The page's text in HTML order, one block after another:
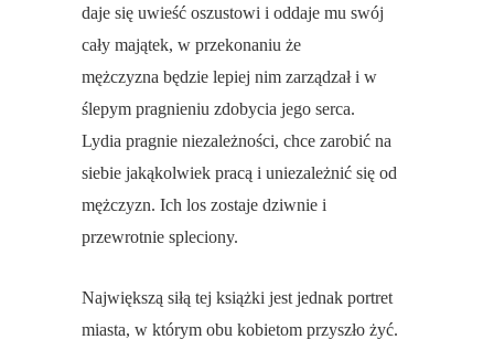
daje się uwieść oszustowi i oddaje mu swój
cały majątek, w przekonaniu że
mężczyzna będzie lepiej nim zarządzał i w
ślepym pragnieniu zdobycia jego serca.
Lydia pragnie niezależności, chce zarobić na
siebie jakąkolwiek pracą i uniezależnić się od
mężczyzn. Ich los zostaje dziwnie i
przewrotnie spleciony.
Największą siłą tej książki jest jednak portret
miasta, w którym obu kobietom przyszło żyć.